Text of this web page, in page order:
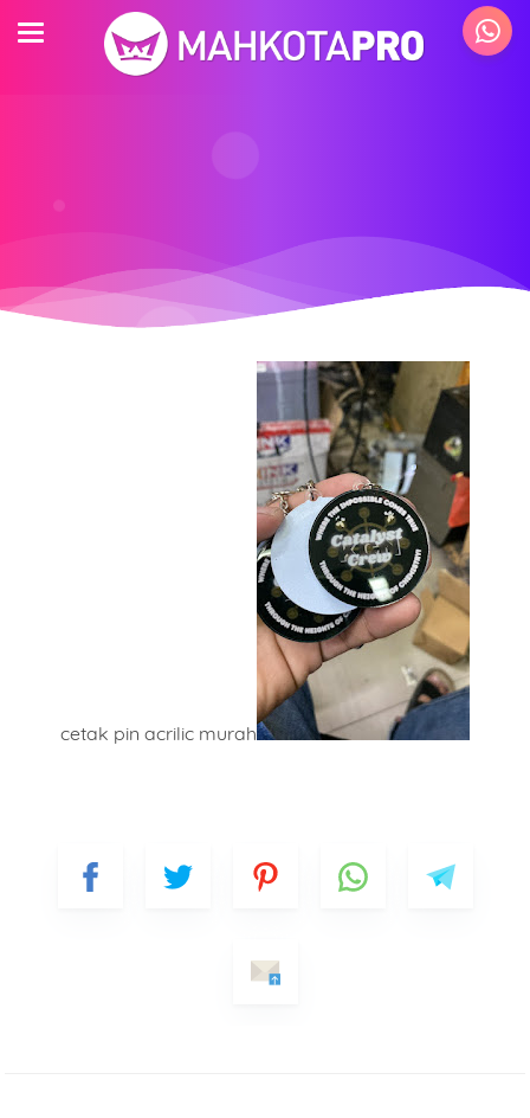
cetak pin acrilic murah